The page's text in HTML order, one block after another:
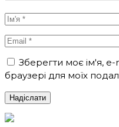
Зберегти моє ім'я,
браузері для моїх